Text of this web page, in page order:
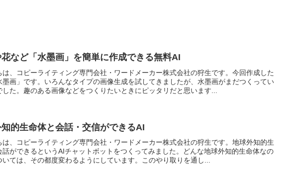
など「水墨画」を簡単に作成できる無料AI
は、コピーライティング専門会社・ワードメーカー株式会社の狩生です。今回作成した
墨画」です。いろんなタイプの画像生成を試してきましたが、水墨画がまだつくってい
した。趣のある画像などをつくりたいときにピッタリだと思います...
的生命体と会話・交信ができるAI
は、コピーライティング専門会社・ワードメーカー株式会社の狩生です。地球外知的生
話ができるというAIチャットボットをつくってみました。どんな地球外知的生命体なの
いては、その都度変わるようにしています。このやり取りを通し...